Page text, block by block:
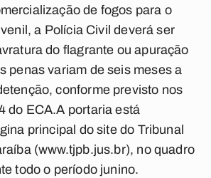
de fogos para o
a Polícia Civil deverá ser
do flagrante ou apuração
penas variam de seis meses a
conforme previsto nos
do ECA.A portaria está
principal do site do Tribunal
(www.tjpb.jus.br), no quadro
todo o período junino.